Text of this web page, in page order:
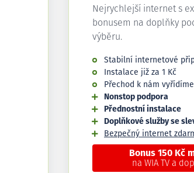
Nejrychlejší internet s
bonusem na doplňky
výběru.
Stabilní internetové
Instalace již za 1 Kč
Přechod k nám
Nonstop podpora
Přednostní instalace
Doplňkové služby se
Bezpečný internet
Bonus 150 Kč
na WIA TV a